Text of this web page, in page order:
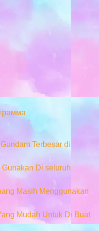
Terbesar di
Di seluruh
Masih Menggunakan
Mudah Untuk Di Buat